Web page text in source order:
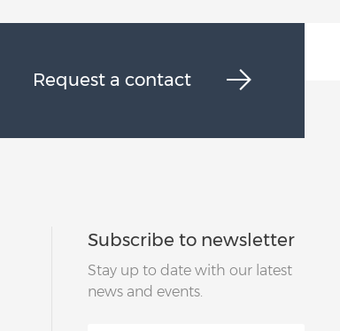
Request a contact
Subscribe to newsletter
Stay up to date with our latest
news and events.